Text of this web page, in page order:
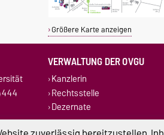
Größere Karte anzeigen
VERWALTUNG DER OVGU
Kanzlerin
Rechtsstelle
Dezernate